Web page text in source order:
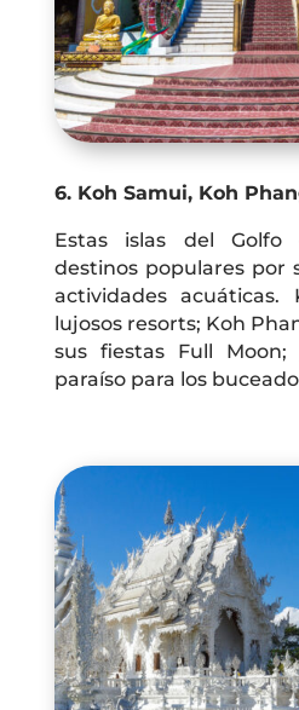
6. Koh Samui, Koh
Estas islas del Golfo
destinos populares por
actividades acuáticas.
lujosos resorts; Koh
sus fiestas Full
paraíso para los